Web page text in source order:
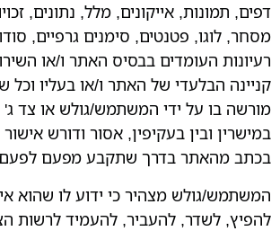
דפים, תמונות, אייקונים, מלל, נתונים,
מסחר, לוגו, פטנטים, סימנים גרפיים,
רעיונות העומדים בבסיס האתר ו/או
קניינה הבלעדי של האתר ו/או בעליו וכל
מורשה בו על ידי המשתמש/גולש או צד
במישרין ובין בעקיפין, אסור ודורש
בכתב מהאתר בדרך שתקבע מפעם
המשתמש/גולש מצהיר כי ידוע לו שהוא
להפיץ, לשדר, להעביר, להעמיד לרשות